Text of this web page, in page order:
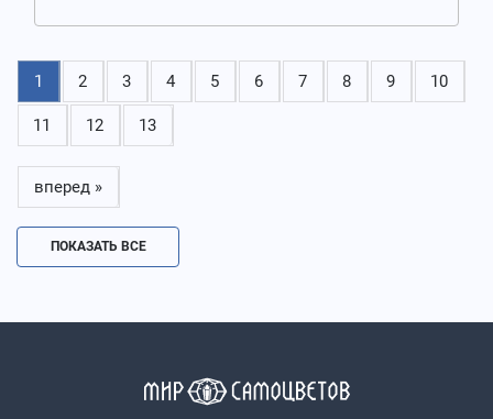
1 2 3 4 5 6 7 8 9 10
11 12 13
вперед »
ПОКАЗАТЬ ВСЕ